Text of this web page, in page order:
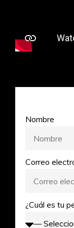
Nombre
Correo
¿Cuál es tu